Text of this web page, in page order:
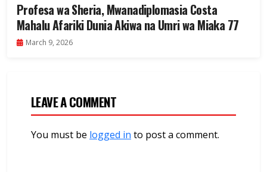
Profesa wa Sheria, Mwanadiplomasia Costa
Mahalu Afariki Dunia Akiwa na Umri wa Miaka 77
March 9, 2026
LEAVE A COMMENT
You must be logged in to post a comment.